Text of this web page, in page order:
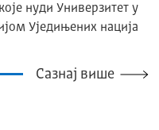
нуди Универзитет у
Уједињених нација
Сазнај више